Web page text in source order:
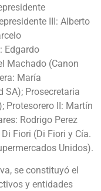
III: Alberto
Edgardo
Machado (Canon
María
SA); Prosecretaria
Protesorero II: Martín
Rodrigo Perez
Fiori (Di Fiori y Cía.
Unidos).
se constituyó el
y entidades